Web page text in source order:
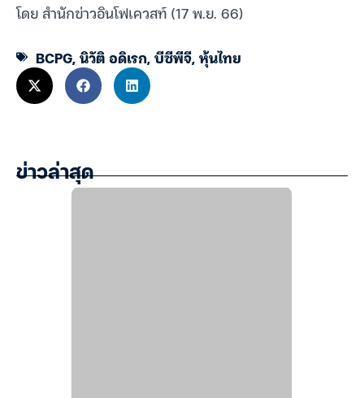
โดย สำนักข่าวอินโฟเควสท์ (17 พ.ย. 66)
BCPG,นิวัติ อดิเรก,บีซีพีจี,หุ้นไทย
ข่าวล่าสุด